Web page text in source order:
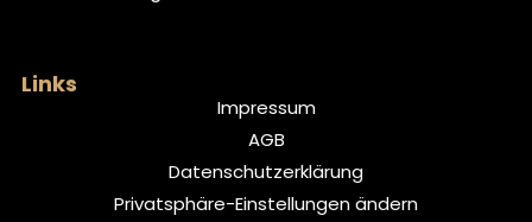
Links
Impressum
AGB
Datenschutzerklärung
Privatsphäre-Einstellungen ändern